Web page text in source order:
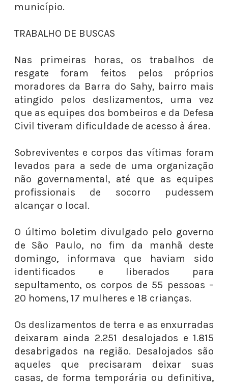
município.
TRABALHO DE BUSCAS
Nas primeiras horas, os trabalhos de
resgate foram feitos pelos próprios
moradores da Barra do Sahy, bairro mais
atingido pelos deslizamentos, uma vez
que as equipes dos bombeiros e da Defesa
Civil tiveram dificuldade de acesso à área.
Sobreviventes e corpos das vítimas foram
levados para a sede de uma organização
não governamental, até que as equipes
profissionais de socorro pudessem
alcançar o local.
O último boletim divulgado pelo governo
de São Paulo, no fim da manhã deste
domingo, informava que haviam sido
identificados e liberados para
sepultamento, os corpos de 55 pessoas –
20 homens, 17 mulheres e 18 crianças.
Os deslizamentos de terra e as enxurradas
deixaram ainda 2.251 desalojados e 1.815
desabrigados na região. Desalojados são
aqueles que precisaram deixar suas
casas, de forma temporária ou definitiva,